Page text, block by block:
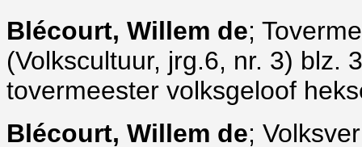
Blécourt, Willem de;
(Volkscultuur, jrg.6, nr. 3) blz.
tovermeester volksgeloof
Blécourt, Willem de;